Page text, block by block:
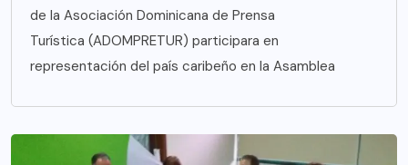
de la Asociación Dominicana de Prensa
Turística (ADOMPRETUR) participara en
representación del país caribeño en la Asamblea